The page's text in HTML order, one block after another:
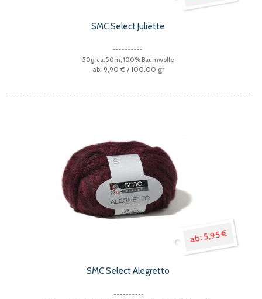
SMC Select Juliette
50g, ca. 50m, 100% Baumwolle
9,90 € / 100.00 gr
5,95 €
SMC Select Alegretto